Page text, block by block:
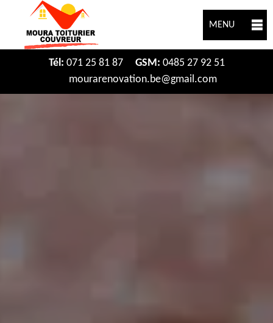
MENU
Tél: 071 25 81 87 GSM: 0485 27 92 51
mourarenovation.be@gmail.com